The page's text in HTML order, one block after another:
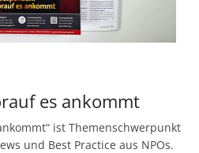
es ankommt
ist Themenschwerpunkt
und Best Practice aus NPOs.